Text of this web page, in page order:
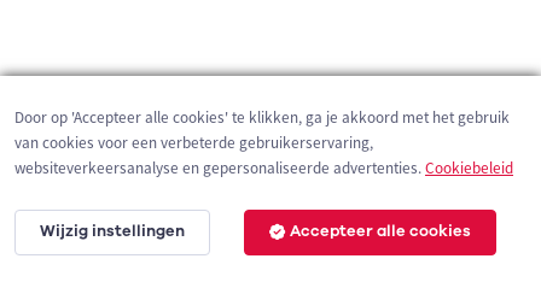
200 m
Door op 'Accepteer alle cookies' te klikken, ga je akkoord met het gebruik
van cookies voor een verbeterde gebruikerservaring,
websiteverkeersanalyse en gepersonaliseerde advertenties.Cookiebeleid
Wijzig instellingen Accepteer alle cookies